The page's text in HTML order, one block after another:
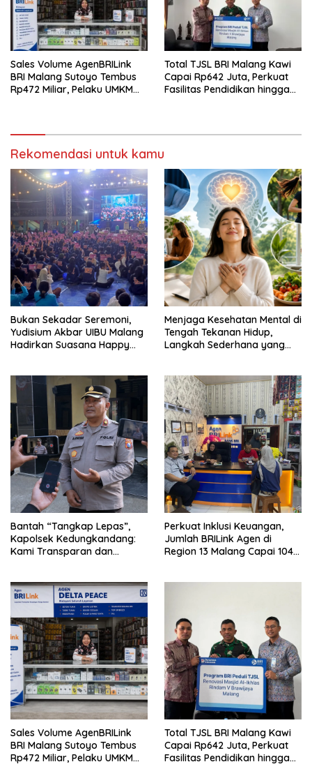
Sales Volume AgenBRILink
BRI Malang Sutoyo Tembus
Rp472 Miliar, Pelaku UMKM
Total TJSL BRI Malang Kawi
Capai Rp642 Juta, Perkuat
Fasilitas Pendidikan hingga
Rekomendasi untuk kamu
Bukan Sekadar Seremoni,
Yudisium Akbar UIBU Malang
Hadirkan Suasana Happy
Menjaga Kesehatan Mental di
Tengah Tekanan Hidup,
Langkah Sederhana yang
Bantah “Tangkap Lepas”,
Kapolsek Kedungkandang:
Kami Transparan dan
Perkuat Inklusi Keuangan,
Jumlah BRILink Agen di
Region 13 Malang Capai 104
Sales Volume AgenBRILink
BRI Malang Sutoyo Tembus
Rp472 Miliar, Pelaku UMKM
Total TJSL BRI Malang Kawi
Capai Rp642 Juta, Perkuat
Fasilitas Pendidikan hingga